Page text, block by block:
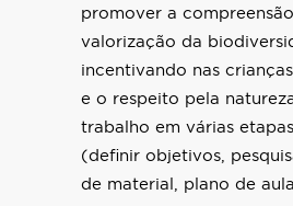
promover a
valorização da
incentivando nas
e o respeito pela
trabalho em várias
(definir objetivos,
de material, plano de